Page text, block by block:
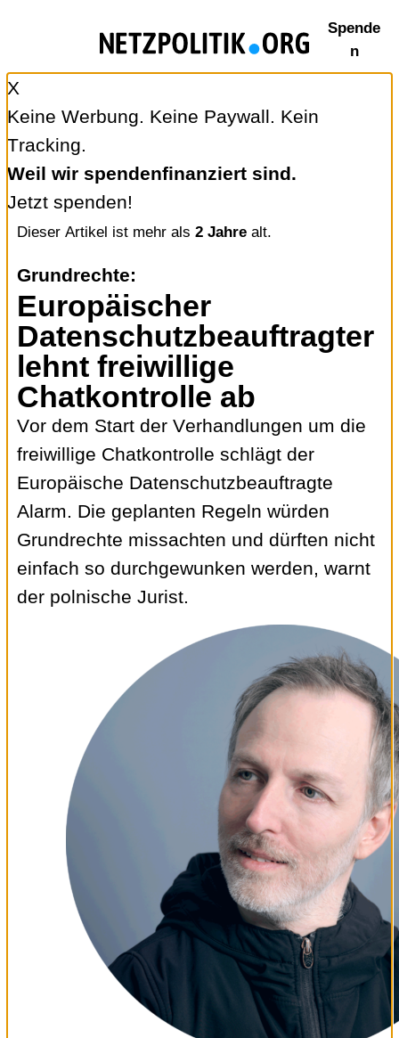
springen
Spende
n
X
Keine Werbung. Keine Paywall. Kein
Tracking.
Weil wir spendenfinanziert sind.
Jetzt spenden!
Dieser Artikel ist mehr als 2 Jahrealt.
Grundrechte:
Europäischer
Datenschutzbeauftragter
lehnt freiwillige
Chatkontrolle ab
Vor dem Start der Verhandlungen um die
freiwillige Chatkontrolle schlägt der
Europäische Datenschutzbeauftragte
Alarm. Die geplanten Regeln würden
Grundrechte missachten und dürften nicht
einfach so durchgewunken werden, warnt
der polnische Jurist.